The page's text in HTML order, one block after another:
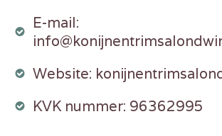
E-mail:
Website:
KVK nummer: 96362995